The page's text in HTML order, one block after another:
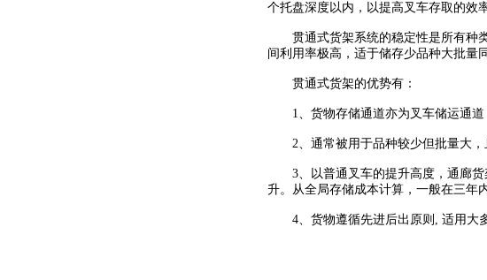
个托盘深度以内，以提高叉车存取的效
贯通式货架系统的稳定性是所有种类
间利用率极高，适于储存少品种大批量
贯通式货架的优势有：
1、货物存储通道亦为叉车储运通道
2、通常被用于品种较少但批量大，
3、以普通叉车的提升高度，通廊货
升。从全局存储成本计算，一般在三
4、货物遵循先进后出原则, 适用大多